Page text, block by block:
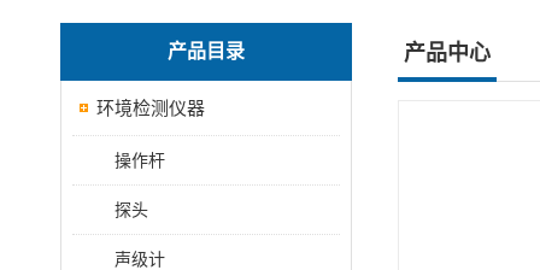
产品目录
环境检测仪器
操作杆
探头
声级计
产品中心